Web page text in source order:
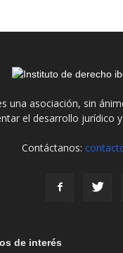
una asociación, sin
el desarrollo jurídico
Contáctanos:
de interés